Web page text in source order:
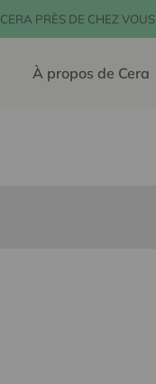
CERA PRÈS DE CHEZ VOUS
À propos de Cera